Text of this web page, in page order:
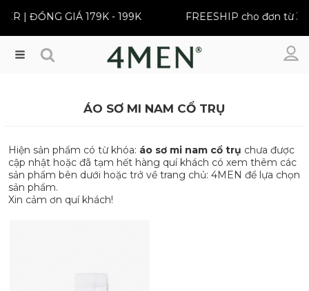
ĐỒNG GIÁ 179K - 199K FREESHIP cho đơn từ 399K
Menu
ÁO SƠ MI NAM CỔ TRỤ
Hiện sản phẩm có từ khóa: áo sơ mi nam cổ trụ chưa được
cập nhật hoặc đã tạm hết hàng quí khách có xem thêm các
sản phẩm bên dưới hoặc trở về trang chủ: 4MEN để lựa chọn
sản phẩm.
Xin cảm ơn quí khách!